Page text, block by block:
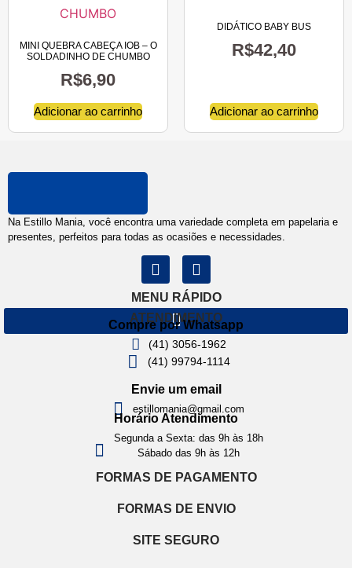
MINI QUEBRA CABEÇA IOB – O
SOLDADINHO DE CHUMBO
R$6,90
Adicionar ao carrinho
DIDÁTICO BABY BUS
R$42,40
Adicionar ao carrinho
Na Estillo Mania, você encontra uma variedade completa em papelaria e
presentes, perfeitos para todas as ocasiões e necessidades.
MENU RÁPIDO
ATENDIMENTO
Compre por Whatsapp
(41) 3056-1962
(41) 99794-1114
Envie um email
estillomania@gmail.com
Horário Atendimento
Segunda a Sexta: das 9h às 18h
Sábado das 9h às 12h
FORMAS DE PAGAMENTO
FORMAS DE ENVIO
SITE SEGURO